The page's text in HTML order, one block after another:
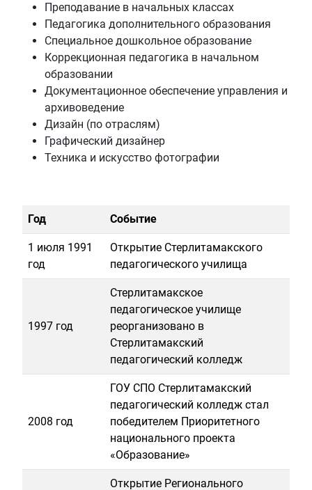
Преподавание в начальных классах
Педагогика дополнительного образования
Специальное дошкольное образование
Коррекционная педагогика в начальном
образовании
Документационное обеспечение управления и
архивоведение
Дизайн (по отраслям)
Графический дизайнер
Техника и искусство фотографии
Год Событие
1 июля 1991
год
Открытие Стерлитамакского
педагогического училища
1997 год
Стерлитамакское
педагогическое училище
реорганизовано в
Стерлитамакский
педагогический колледж
2008 год
ГОУ СПО Стерлитамакский
педагогический колледж стал
победителем Приоритетного
национального проекта
«Образование»
Открытие Регионального